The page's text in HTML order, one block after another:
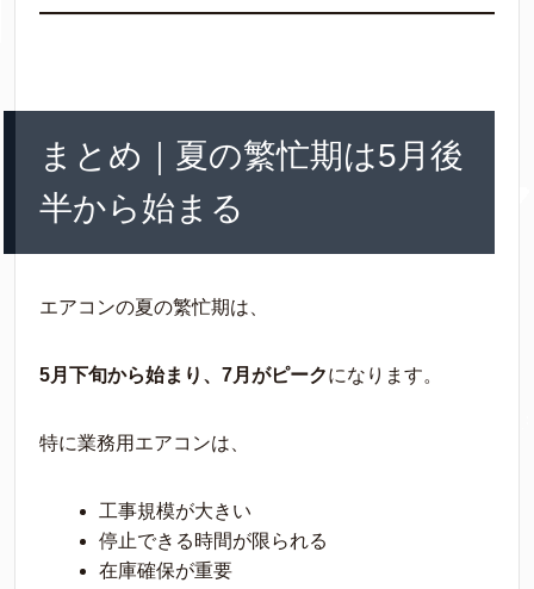
まとめ｜夏の繁忙期は5月後
半から始まる
エアコンの夏の繁忙期は、
5月下旬から始まり、7月がピークになります。
特に業務用エアコンは、
工事規模が大きい
停止できる時間が限られる
在庫確保が重要